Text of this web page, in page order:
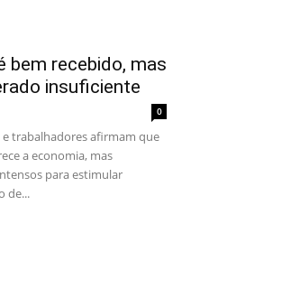
bem recebido, mas
insuficiente
0
trabalhadores afirmam que
a economia, mas
para estimular
de...